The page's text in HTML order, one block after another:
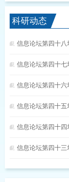
科研动态
信息论坛第四十八
信息论坛第四十七
信息论坛第四十六
信息论坛第四十五
信息论坛第四十四
信息论坛第四十三